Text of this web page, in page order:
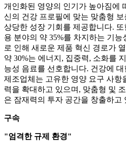
개인화된 영양의 인기가 높아짐에
신의 건강 프로필에 맞는 맞춤형
상당한 성장 기회를 제공합니다.
용 분야의 약 35%를 차지하는 기
로 인해 새로운 제품 혁신 경로가
약 30%는 에너지, 집중력, 소화를
능성 음료를 선호합니다. 건강에
제조업체는 고유한 영양 요구 사항
력을 확대하고 있으며, 맞춤형 및
은 잠재력의 투자 공간을 창출하고
구속
"엄격한 규제 환경"